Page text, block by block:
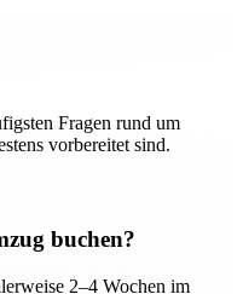
Fragen rund um
vorbereitet sind.
buchen?
2–4 Wochen im